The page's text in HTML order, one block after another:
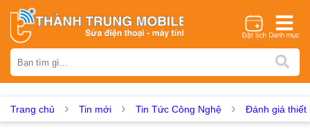
iPhone Samsung Oppo Xiaomi Realme Vivo
Asus Sony Vertu LG Tecno
Trang chủ Tin mới Tin Tức Công Nghệ Đánh giá thiết